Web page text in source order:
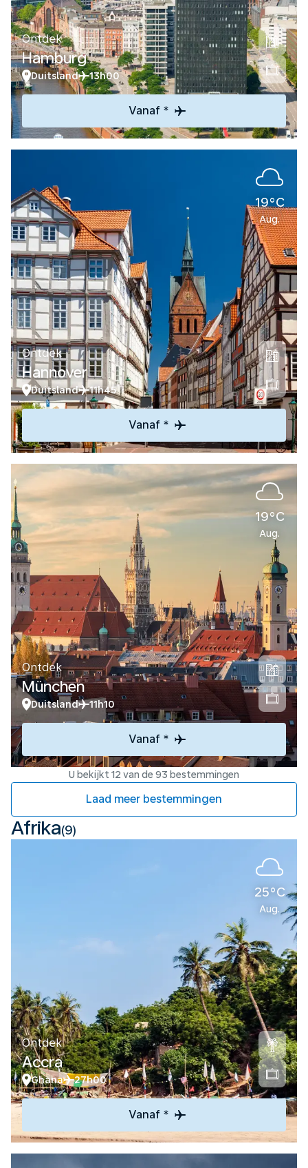
Ontdek
Hamburg
Duitsland 13h00
Vanaf *
19°C
Aug.
Ontdek
Hannover
Duitsland 11h45
Vanaf *
19°C
Aug.
Ontdek
München
Duitsland 11h10
Vanaf *
U bekijkt 12 van de 93 bestemmingen
Laad meer bestemmingen
Afrika(9)
25°C
Aug.
Ontdek
Accra
Ghana 27h00
Vanaf *